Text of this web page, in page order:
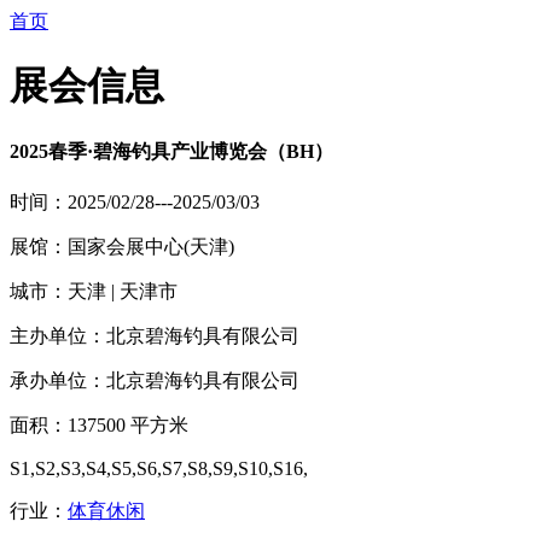
首页
展会信息
2025春季·碧海钓具产业博览会（BH）
时间：2025/02/28---2025/03/03
展馆：国家会展中心(天津)
城市：天津 | 天津市
主办单位：北京碧海钓具有限公司
承办单位：北京碧海钓具有限公司
面积：137500 平方米
S1,S2,S3,S4,S5,S6,S7,S8,S9,S10,S16,
行业： 体育休闲